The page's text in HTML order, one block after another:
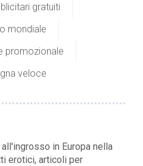
gratuiti
mondiale
promozionale
veloce
in Europa nella
erotici, articoli per